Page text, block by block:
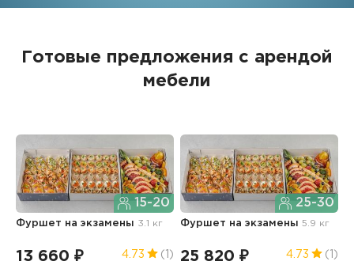
Готовые предложения с арендой
мебели
15-20
Фуршет на экзамены 3.1 кг
13 660 ₽ 4.73 (1)
25-30
Фуршет на экзамены5.9 кг
25 820 ₽ 4.73 (1)